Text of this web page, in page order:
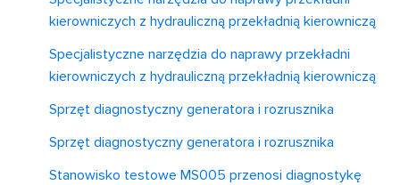
kierowniczych z hydrauliczną przekładnią kierowniczą
Specjalistyczne narzędzia do naprawy przekładni
kierowniczych z hydrauliczną przekładnią kierowniczą
Sprzęt diagnostyczny generatora i rozrusznika
Sprzęt diagnostyczny generatora i rozrusznika
Stanowisko testowe MS005 przenosi diagnostykę